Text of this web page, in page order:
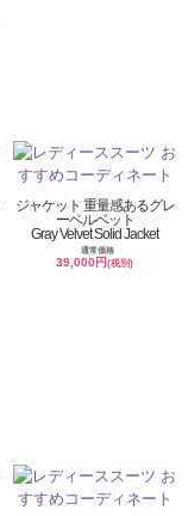
ジャケット 重量感あるグレ
ーベルベット
Gray Velvet Solid Jacket
通常価格
39,000円(税別)